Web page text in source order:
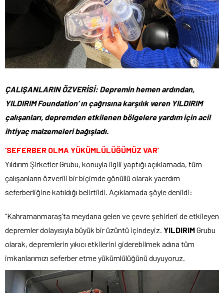
ÇALIŞANLARIN ÖZVERİSİ: Depremin hemen ardından,
YILDIRIM Foundation’ ın çağrısına karşılık veren YILDIRIM
çalışanları, depremden etkilenen bölgelere yardım için acil
ihtiyaç malzemeleri bağışladı.
‘SEFERBER OLMA YÜKÜMLÜLÜĞÜMÜZ VAR’
Yıldırım Şirketler Grubu, konuyla ilgili yaptığı açıklamada, tüm
çalışanların özverili bir biçimde gönüllü olarak yaerdım
seferberliğine katıldığı belirtildi. Açıklamada şöyle denildi:
“Kahramanmaraş’ta meydana gelen ve çevre şehirleri de etkileyen
depremler dolayısıyla büyük bir üzüntü içindeyiz. YILDIRIMGrubu
olarak, depremlerin yıkıcı etkilerini giderebilmek adına tüm
imkanlarımızı seferber etme yükümlülüğünü duyuyoruz.